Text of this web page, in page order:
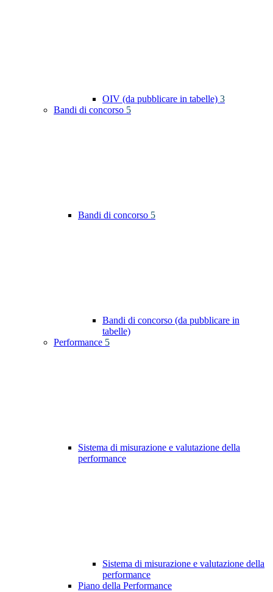
OIV (da pubblicare in tabelle) 3
Bandi di concorso 5
Bandi di concorso 5
Bandi di concorso (da pubblicare in
tabelle)
Performance 5
Sistema di misurazione e valutazione della
performance
Sistema di misurazione e valutazione della
performance
Piano della Performance